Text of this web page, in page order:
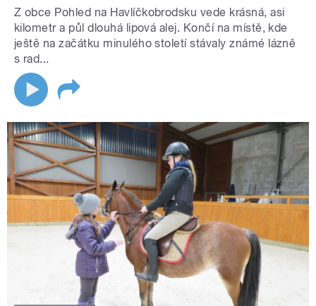
Z obce Pohled na Havlíčkobrodsku vede krásná, asi
kilometr a půl dlouhá lipová alej. Končí na místě, kde
ještě na začátku minulého století stávaly známé lázně
s rad...